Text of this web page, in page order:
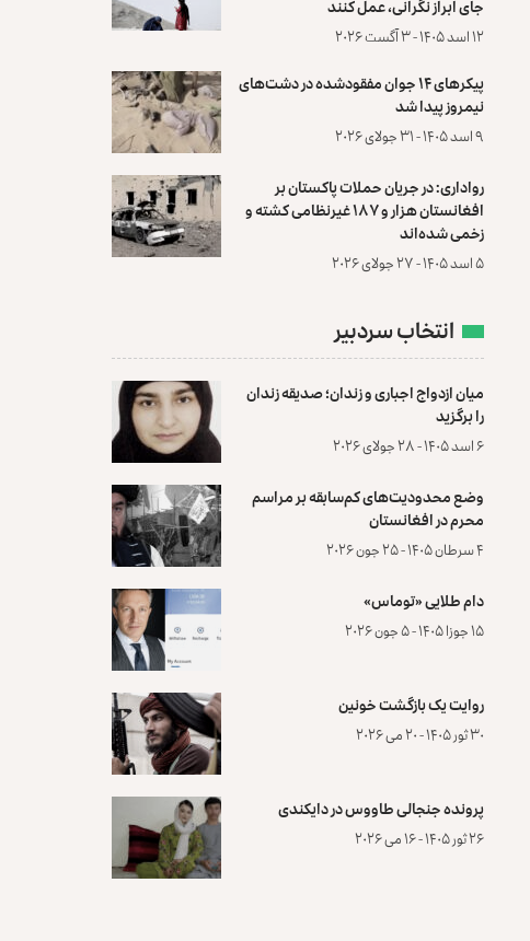
جای ابراز نگرانی، عمل کنند
۱۲ اسد ۱۴۰۵ - ۳ آگست ۲۰۲۶
پیکرهای ۱۴ جوان مفقودشده در دشت‌های
نیمروز پیدا شد
۹ اسد ۱۴۰۵ - ۳۱ جولای ۲۰۲۶
رواداری: در جریان حملات پاکستان بر
افغانستان هزار و ۱۸۷ غیرنظامی کشته و
زخمی شده‌اند
۵ اسد ۱۴۰۵ - ۲۷ جولای ۲۰۲۶
انتخاب سردبیر
میان ازدواج اجباری و زندان؛ صدیقه زندان
را برگزید
۶ اسد ۱۴۰۵ - ۲۸ جولای ۲۰۲۶
وضع محدودیت‌های کم‌سابقه بر مراسم
محرم در افغانستان
۴ سرطان ۱۴۰۵ - ۲۵ جون ۲۰۲۶
دام طلایی «توماس»
۱۵ جوزا ۱۴۰۵ - ۵ جون ۲۰۲۶
روایت یک بازگشت خونین
۳۰ ثور ۱۴۰۵ - ۲۰ می ۲۰۲۶
پرونده‌ جنجالی طاووس در دایکندی
۲۶ ثور ۱۴۰۵ - ۱۶ می ۲۰۲۶